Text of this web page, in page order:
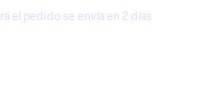
el pedido se envía en 2 días